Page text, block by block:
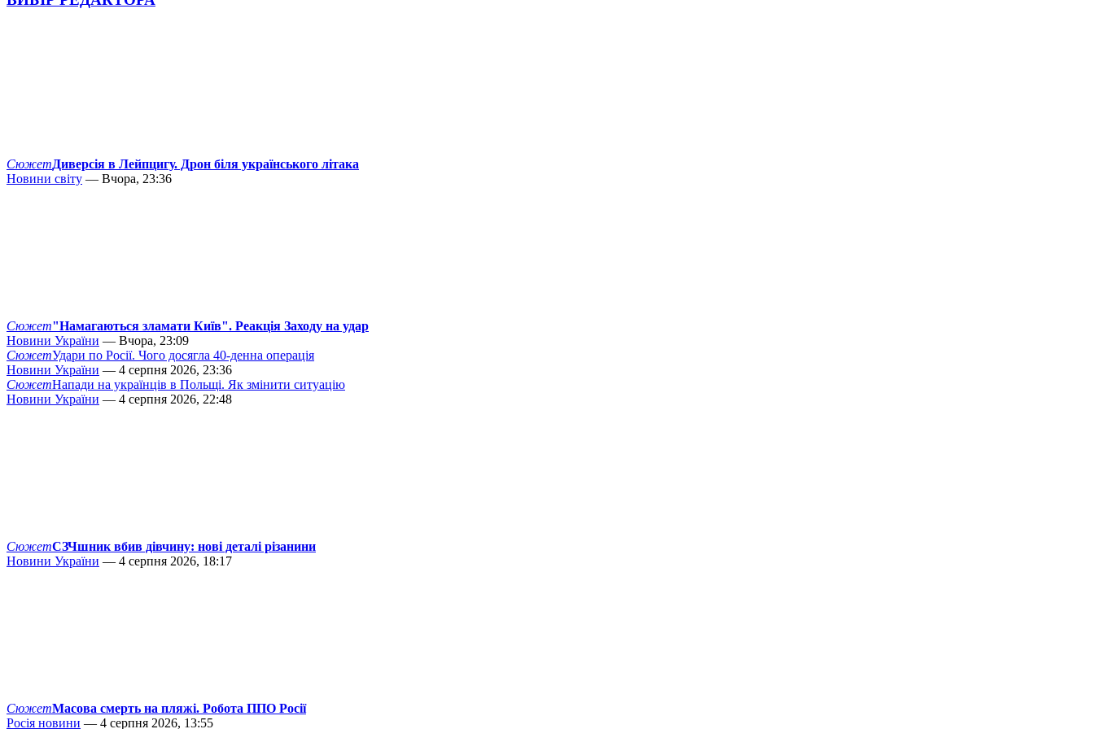
СюжетДиверсія в Лейпцигу. Дрон біля українського літака
Новини світу — Вчора, 23:36
Сюжет"Намагаються зламати Київ". Реакція Заходу на удар
Новини України — Вчора, 23:09
СюжетУдари по Росії. Чого досягла 40-денна операція
Новини України — 4 серпня 2026, 23:36
СюжетНапади на українців в Польщі. Як змінити ситуацію
Новини України — 4 серпня 2026, 22:48
СюжетСЗЧшник вбив дівчину: нові деталі різанини
Новини України — 4 серпня 2026, 18:17
СюжетМасова смерть на пляжі. Робота ППО Росії
Росія новини — 4 серпня 2026, 13:55